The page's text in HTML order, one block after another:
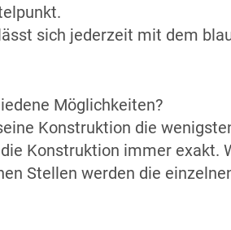
sich jederzeit mit dem
Möglichkeiten?
Konstruktion die
Konstruktion immer exakt.
Stellen werden die